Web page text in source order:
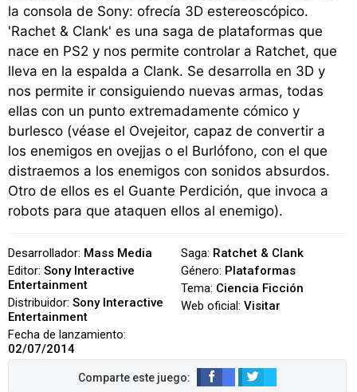
la consola de Sony: ofrecía 3D estereoscópico.
'Rachet & Clank' es una saga de plataformas que
nace en PS2 y nos permite controlar a Ratchet, que
lleva en la espalda a Clank. Se desarrolla en 3D y
nos permite ir consiguiendo nuevas armas, todas
ellas con un punto extremadamente cómico y
burlesco (véase el Ovejeitor, capaz de convertir a
los enemigos en ovejjas o el Burlófono, con el que
distraemos a los enemigos con sonidos absurdos.
Otro de ellos es el Guante Perdición, que invoca a
robots para que ataquen ellos al enemigo).
Desarrollador: Mass Media
Editor: Sony Interactive
Entertainment
Distribuidor: Sony Interactive
Entertainment
Fecha de lanzamiento:
02/07/2014
Saga: Ratchet & Clank
Género: Plataformas
Tema: Ciencia Ficción
Web oficial: Visitar